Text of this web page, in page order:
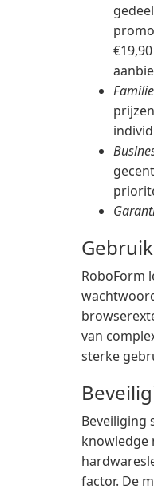
RoboForm
van
sterke
Beveiliging
knowledge
factor. De